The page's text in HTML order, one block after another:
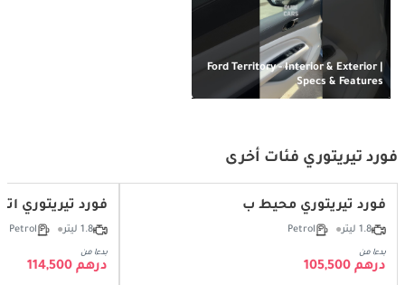
Ford Territory - Interior & Exterior |
Specs & Features
فورد تيريتوري فئات أخرى
فورد تيريتوري محيط ب
1.8 ليتر Petrol
بدءا من
درهم 105,500
فورد تيريتوري
1.8 ليتر Petrol
بدءا من
درهم 114,500